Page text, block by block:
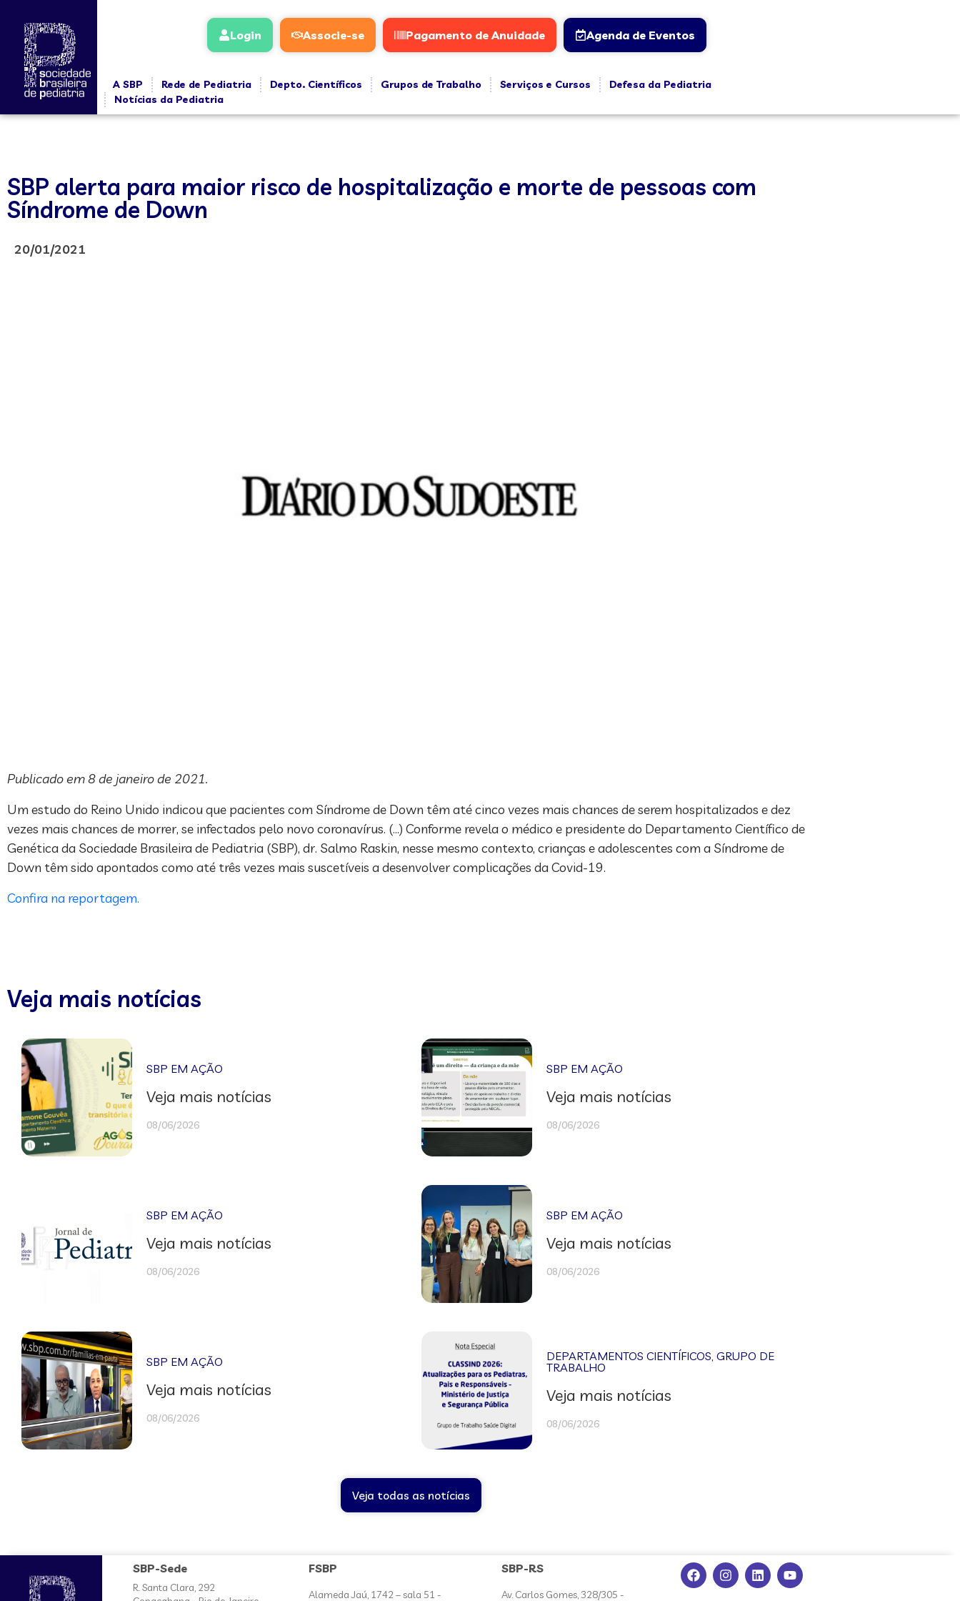
Login Associe-se Pagamento de Anuidade Agenda de Eventos
A SBP Rede de Pediatria Depto. Científicos Grupos de Trabalho Serviços e Cursos
Defesa da Pediatria
Notícias da Pediatria
SBP alerta para maior risco de hospitalização e morte de pessoas com
Síndrome de Down
20/01/2021
Publicado em 8 de janeiro de 2021.
Um estudo do Reino Unido indicou que pacientes com Síndrome de Down têm até cinco vezes mais chances de serem hospitalizados e dez
vezes mais chances de morrer, se infectados pelo novo coronavírus. (…) Conforme revela o médico e presidente do Departamento Científico de
Genética da Sociedade Brasileira de Pediatria (SBP), dr. Salmo Raskin, nesse mesmo contexto, crianças e adolescentes com a Síndrome de
Down têm sido apontados como até três vezes mais suscetíveis a desenvolver complicações da Covid-19.
Confira na reportagem.
Veja mais notícias
SBP EM AÇÃO
Veja mais notícias
08/06/2026
SBP EM AÇÃO
Veja mais notícias
08/06/2026
SBP EM AÇÃO
Veja mais notícias
08/06/2026
SBP EM AÇÃO
Veja mais notícias
08/06/2026
SBP EM AÇÃO
Veja mais notícias
08/06/2026
DEPARTAMENTOS CIENTÍFICOS,GRUPO DE
TRABALHO
Veja mais notícias
08/06/2026
Veja todas as notícias
SBP-Sede
R. Santa Clara, 292
FSBP
Alameda Jaú, 1742 – sala 51 -
SBP-RS
Av. Carlos Gomes, 328/305 -